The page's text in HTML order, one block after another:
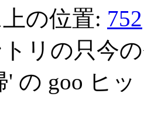
の位置: 752
リの只今
' の goo ヒ